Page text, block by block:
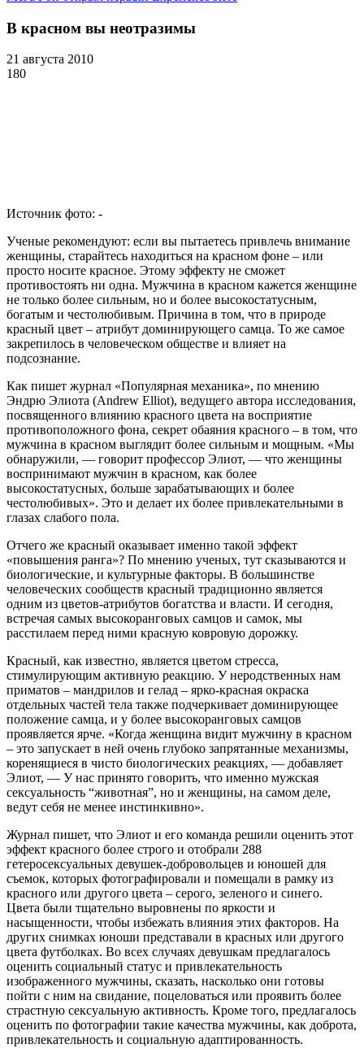
В красном вы неотразимы
21 августа 2010
180
Источник фото: -
Ученые рекомендуют: если вы пытаетесь привлечь внимание
женщины, старайтесь находиться на красном фоне – или
просто носите красное. Этому эффекту не сможет
противостоять ни одна. Мужчина в красном кажется женщине
не только более сильным, но и более высокостатусным,
богатым и честолюбивым. Причина в том, что в природе
красный цвет – атрибут доминирующего самца. То же самое
закрепилось в человеческом обществе и влияет на
подсознание.
Как пишет журнал «Популярная механика», по мнению
Эндрю Элиота (Andrew Elliot), ведущего автора исследования,
посвященного влиянию красного цвета на восприятие
противоположного фона, секрет обаяния красного – в том, что
мужчина в красном выглядит более сильным и мощным. «Мы
обнаружили, — говорит профессор Элиот, — что женщины
воспринимают мужчин в красном, как более
высокостатусных, больше зарабатывающих и более
честолюбивых». Это и делает их более привлекательными в
глазах слабого пола.
Отчего же красный оказывает именно такой эффект
«повышения ранга»? По мнению ученых, тут сказываются и
биологические, и культурные факторы. В большинстве
человеческих сообществ красный традиционно является
одним из цветов-атрибутов богатства и власти. И сегодня,
встречая самых высокоранговых самцов и самок, мы
расстилаем перед ними красную ковровую дорожку.
Красный, как известно, является цветом стресса,
стимулирующим активную реакцию. У неродственных нам
приматов – мандрилов и гелад – ярко-красная окраска
отдельных частей тела также подчеркивает доминирующее
положение самца, и у более высокоранговых самцов
проявляется ярче. «Когда женщина видит мужчину в красном
– это запускает в ней очень глубоко запрятанные механизмы,
коренящиеся в чисто биологических реакциях, — добавляет
Элиот, — У нас принято говорить, что именно мужская
сексуальность “животная”, но и женщины, на самом деле,
ведут себя не менее инстинкивно».
Журнал пишет, что Элиот и его команда решили оценить этот
эффект красного более строго и отобрали 288
гетеросексуальных девушек-добровольцев и юношей для
съемок, которых фотографировали и помещали в рамку из
красного или другого цвета – серого, зеленого и синего.
Цвета были тщательно выровнены по яркости и
насыщенности, чтобы избежать влияния этих факторов. На
других снимках юноши представали в красных или другого
цвета футболках. Во всех случаях девушкам предлагалось
оценить социальный статус и привлекательность
изображенного мужчины, сказать, насколько они готовы
пойти с ним на свидание, поцеловаться или проявить более
страстную сексуальную активность. Кроме того, предлагалось
оценить по фотографии такие качества мужчины, как доброта,
привлекательность и социальную адаптированность.